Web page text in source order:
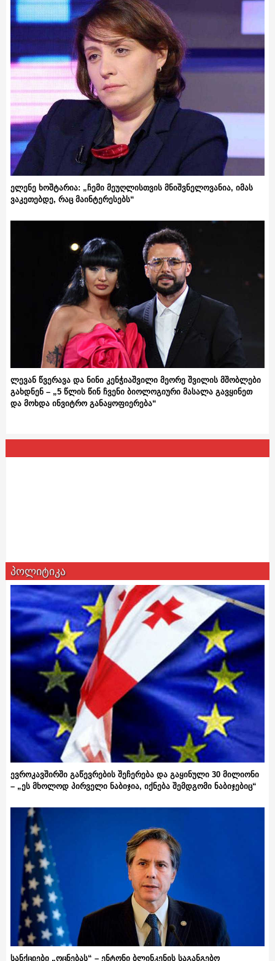
ელენე ხოშტარია: „ჩემი მეუღლისთვის მნიშვნელოვანია, იმას
ვაკეთებდე, რაც მაინტერესებს“
ლევან წვერავა და ნინი კენჭიაშვილი მეორე შვილის მშობლები
გახდნენ – „5 წლის წინ ჩვენი ბიოლოგიური მასალა გავყინეთ
და მოხდა ინვიტრო განაყოფიერება“
პოლიტიკა
ევროკავშირში გაწევრების შეჩერება და გაყინული 30 მილიონი
– „ეს მხოლოდ პირველი ნაბიჯია, იქნება შემდგომი ნაბიჯებიც“
სანქციები „ოცნებას“ – ენტონი ბლინკენის საგანგებო